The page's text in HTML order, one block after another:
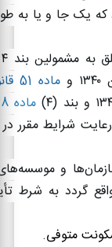
یک‌ جا و یا به
به مشمولین بند ۴
۱۳۴۰ و
و بند (۴)
شرایط مقرر در
و
گردد به شرط
متوفی.